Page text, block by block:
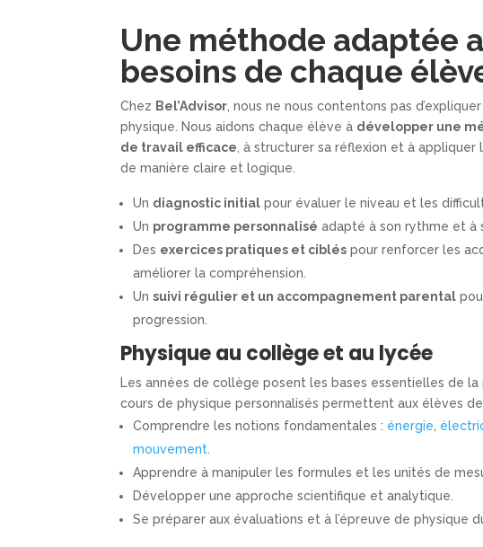
Une méthode adaptée
besoins de chaque
Chez Bel’Advisor, nous ne nous contentons pas
physique. Nous aidons chaque élève à développer une
de travail efficace, à structurer sa réflexion et à appliquer
de manière claire et logique.
Un diagnostic initial pour évaluer le niveau et les
Un programme personnalisé adapté à son rythme et à
Des exercices pratiques et ciblés pour renforcer les
améliorer la compréhension.
Unsuivi régulier et un accompagnement parental
progression.
Physique au collège et au lycée
Les années de collège posent les bases essentielles de la
cours de physique personnalisés permettent aux élèves de
Comprendre les notions fondamentales : énergie,
mouvement.
Apprendre à manipuler les formules et les unités de
Développer une approche scientifique et analytique.
Se préparer aux évaluations et à l’épreuve de physique